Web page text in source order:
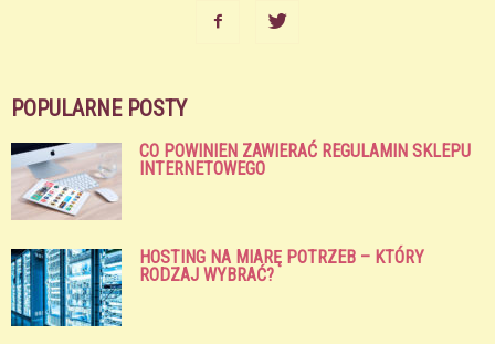
POPULARNE POSTY
CO POWINIEN ZAWIERAĆ REGULAMIN SKLEPU
INTERNETOWEGO
HOSTING NA MIARĘ POTRZEB – KTÓRY
RODZAJ WYBRAĆ?